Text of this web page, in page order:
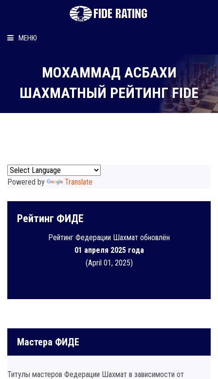
МЕНЮ
Рейтинг шахматиста
Персональный информер
МОХАММАД АСБАХИ
ШАХМАТНЫЙ РЕЙТИНГ FIDE
Powered by Translate
Рейтинг ФИДЕ
Рейтинг Федерации Шахмат обновлён
01 апреля 2025 года
(April 01, 2025)
Мастера ФИДЕ
Титулы мастеров Федерации Шахмат в зависимости от